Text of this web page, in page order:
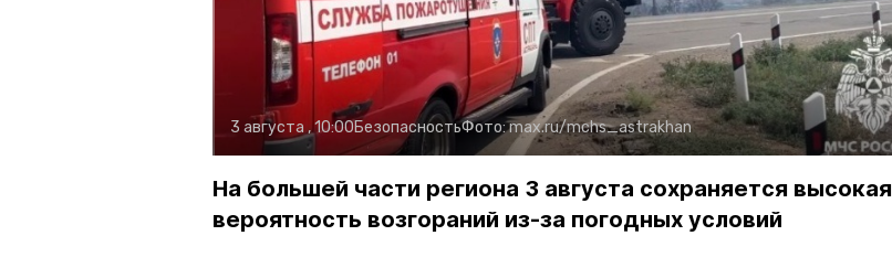
3 августа , 10:00БезопасностьФото:max.ru/mchs_astrakhan
На большей части региона 3 августа сохраняется высокая
вероятность возгораний из-за погодных условий